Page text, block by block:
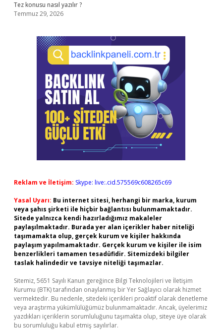
Tez konusu nasıl yazılır ?
Temmuz 29, 2026
Reklam ve İletişim: Skype: live:.cid.575569c608265c69
Yasal Uyarı: Bu internet sitesi, herhangi bir marka, kurum
veya şahıs şirketi ile hiçbir bağlantısı bulunmamaktadır.
Sitede yalnızca kendi hazırladığımız makaleler
paylaşılmaktadır. Burada yer alan içerikler haber niteliği
taşımamakta olup, gerçek kurum ve kişiler hakkında
paylaşım yapılmamaktadır. Gerçek kurum ve kişiler ile isim
benzerlikleri tamamen tesadüfidir. Sitemizdeki bilgiler
taslak halindedir ve tavsiye niteliği taşımazlar.
Sitemiz, 5651 Sayılı Kanun gereğince Bilgi Teknolojileri ve İletişim
Kurumu (BTK) tarafından onaylanmış bir Yer Sağlayıcı olarak hizmet
vermektedir. Bu nedenle, sitedeki içerikleri proaktif olarak denetleme
veya araştırma yükümlülüğümüz bulunmamaktadır. Ancak, üyelerimiz
yazdıkları içeriklerin sorumluluğunu taşımakta olup, siteye üye olarak
bu sorumluluğu kabul etmiş sayılırlar.